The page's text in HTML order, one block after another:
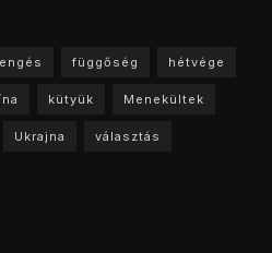
függőség hétvége
kütyük Menekültek
Ukrajna választás